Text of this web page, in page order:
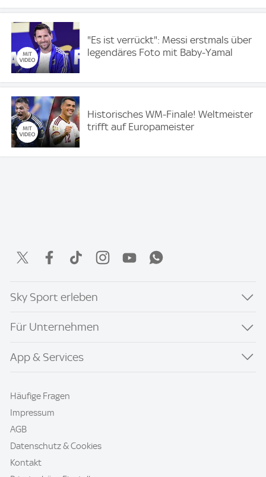
"Es ist verrückt": Messi erstmals über
legendäres Foto mit Baby-Yamal
Historisches WM-Finale! Weltmeister
trifft auf Europameister
Sky Sport erleben
Für Unternehmen
App & Services
Häufige Fragen
Impressum
AGB
Datenschutz & Cookies
Kontakt